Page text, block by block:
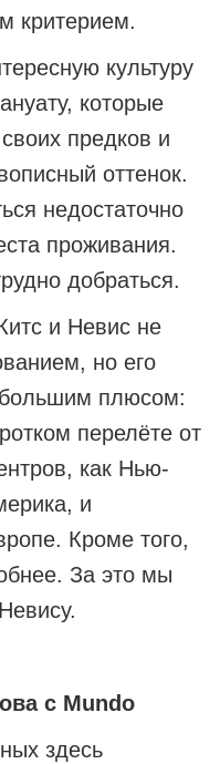
критерием.
культуру
которые
предков и
оттенок.
недостаточно
проживания.
добраться.
и Невис не
но его
плюсом:
перелёте от
как Нью-
и
Кроме того,
За это мы
с Mundo
здесь